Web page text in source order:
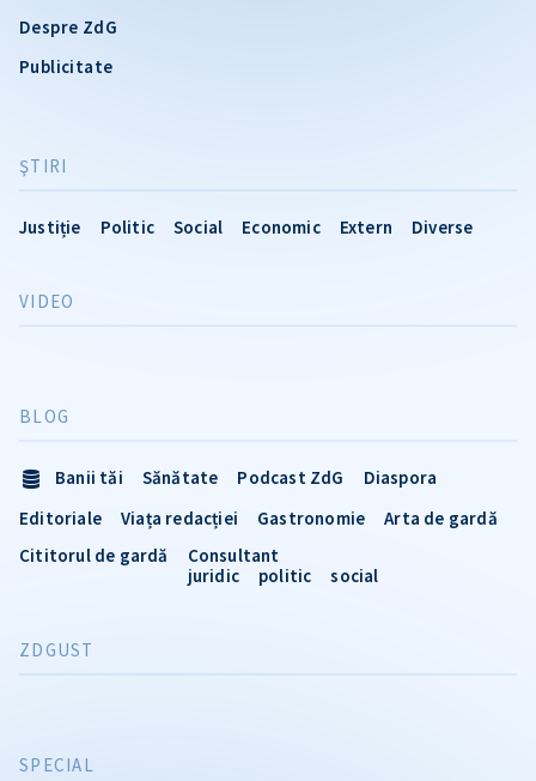
Despre ZdG
Publicitate
ŞTIRI
Justiție Politic Social Economic Extern Diverse
VIDEO
SPECIAL
BLOG
Banii tăi Sănătate Podcast ZdG
Diaspora
Editoriale
Viața redacției Gastronomie
Arta de gardă
Cititorul de gardă
Consultant
juridic
politic social
ZDGUST